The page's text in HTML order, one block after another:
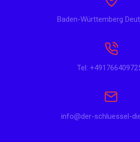
Baden-Württemberg
Tel:
info@der-schluessel-